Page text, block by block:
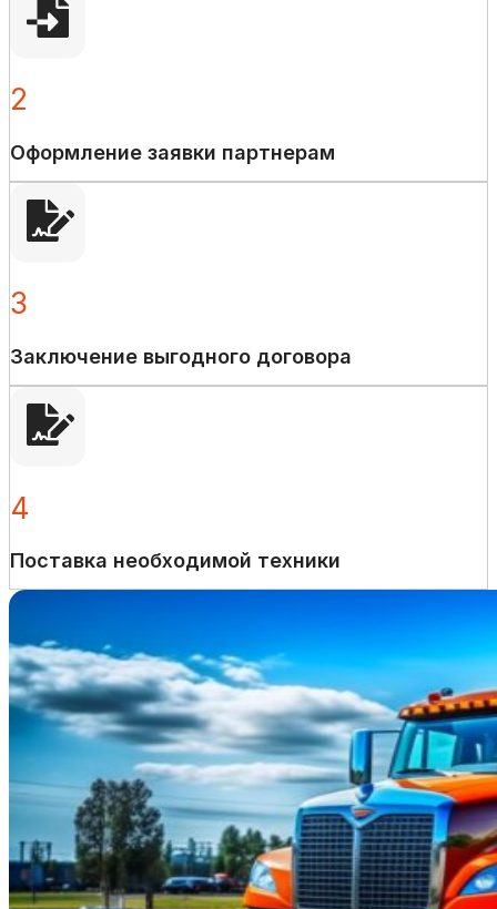
2
Оформление заявки партнерам
3
Заключение выгодного договора
4
Поставка необходимой техники